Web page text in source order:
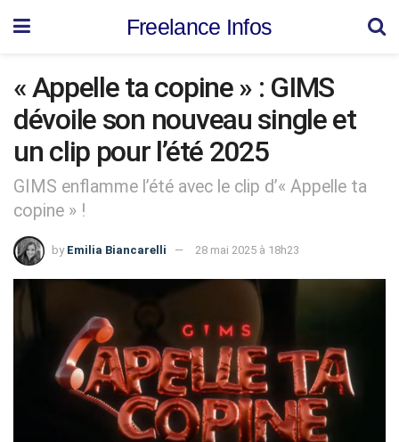
Freelance Infos
« Appelle ta copine » : GIMS
dévoile son nouveau single et
un clip pour l’été 2025
GIMS enflamme l’été avec le clip d’« Appelle ta
copine » !
by Emilia Biancarelli 28 mai 2025 à 18h23